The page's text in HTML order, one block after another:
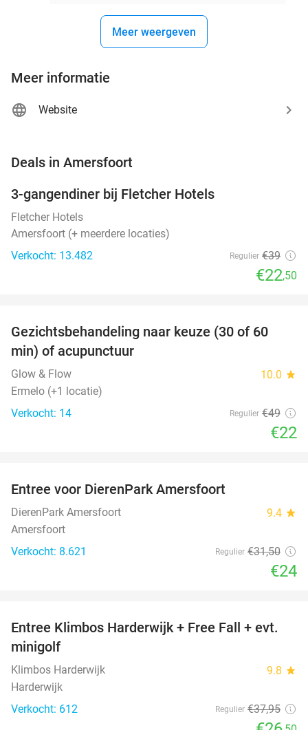
Meer weergeven
Meer informatie
Website
Deals in Amersfoort
3-gangendiner bij Fletcher Hotels
Fletcher Hotels
Amersfoort (+ meerdere locaties)
Verkocht: 13.482
Regulier €39
€22,50
55%
TODAY
Gezichtsbehandeling naar keuze (30 of 60
min) of acupunctuur
Glow & Flow 10.0 star
Ermelo (+1 locatie)
Verkocht: 14
Regulier €49
€22
Entree voor DierenPark Amersfoort
DierenPark Amersfoort 9.4 star
Amersfoort
Verkocht: 8.621
Regulier €31,50
€24
30%
Entree Klimbos Harderwijk + Free Fall + evt.
minigolf
Klimbos Harderwijk 9.8 star
Harderwijk
Verkocht: 612
Regulier €37,95